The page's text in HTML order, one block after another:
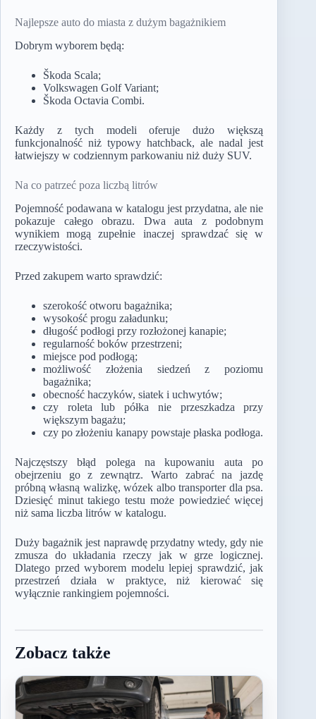
Najlepsze auto do miasta z dużym bagażnikiem
Dobrym wyborem będą:
Škoda Scala;
Volkswagen Golf Variant;
Škoda Octavia Combi.
Każdy z tych modeli oferuje dużo większą
funkcjonalność niż typowy hatchback, ale nadal jest
łatwiejszy w codziennym parkowaniu niż duży SUV.
Na co patrzeć poza liczbą litrów
Pojemność podawana w katalogu jest przydatna, ale nie
pokazuje całego obrazu. Dwa auta z podobnym
wynikiem mogą zupełnie inaczej sprawdzać się w
rzeczywistości.
Przed zakupem warto sprawdzić:
szerokość otworu bagażnika;
wysokość progu załadunku;
długość podłogi przy rozłożonej kanapie;
regularność boków przestrzeni;
miejsce pod podłogą;
możliwość złożenia siedzeń z poziomu
bagażnika;
obecność haczyków, siatek i uchwytów;
czy roleta lub półka nie przeszkadza przy
większym bagażu;
czy po złożeniu kanapy powstaje płaska podłoga.
Najczęstszy błąd polega na kupowaniu auta po
obejrzeniu go z zewnątrz. Warto zabrać na jazdę
próbną własną walizkę, wózek albo transporter dla psa.
Dziesięć minut takiego testu może powiedzieć więcej
niż sama liczba litrów w katalogu.
Duży bagażnik jest naprawdę przydatny wtedy, gdy nie
zmusza do układania rzeczy jak w grze logicznej.
Dlatego przed wyborem modelu lepiej sprawdzić, jak
przestrzeń działa w praktyce, niż kierować się
wyłącznie rankingiem pojemności.
Zobacz także